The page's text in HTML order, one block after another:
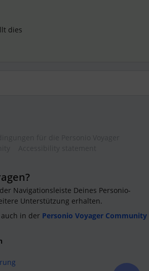
dies
Navigationsleiste Deines Personio-
Unterstützung erhalten.
auch in der Personio Voyager Community